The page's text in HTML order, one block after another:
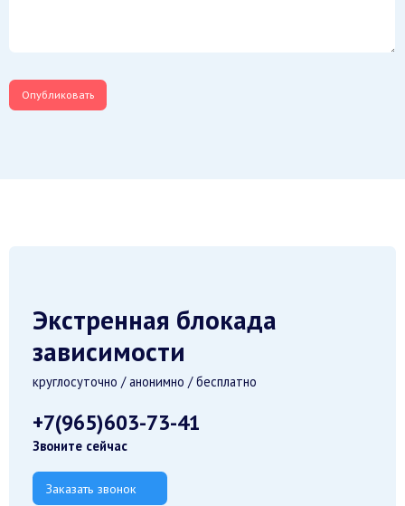
Экстренная блокада
зависимости
круглосуточно / анонимно / бесплатно
+7(965)603-73-41
Звоните сейчас
Заказать звонок